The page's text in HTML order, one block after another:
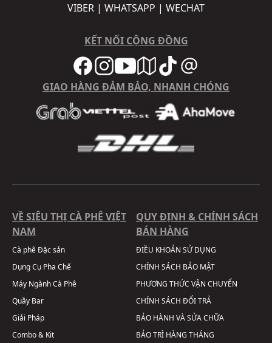
VIBER | WHATSAPP | WECHAT
KẾT NỐI CỘNG ĐỒNG
GIAO HÀNG ĐẢM BẢO, NHANH CHÓNG
VỀ SIÊU THỊ CÀ PHÊ VIỆT
NAM
Cà phê Đặc sản
Dụng Cụ Pha Chế
Máy Ngành Cà Phê
Quầy Bar
Giải Pháp
Combo & Kit
QUY ĐỊNH & CHÍNH SÁCH
BÁN HÀNG
ĐIỀU KHOẢN SỬ DỤNG
CHÍNH SÁCH BẢO MẬT
PHƯƠNG THỨC VẬN CHUYỂN
CHÍNH SÁCH ĐỔI TRẢ
BẢO HÀNH VÀ SỬA CHỮA
BẢO TRÌ HÀNG THÁNG